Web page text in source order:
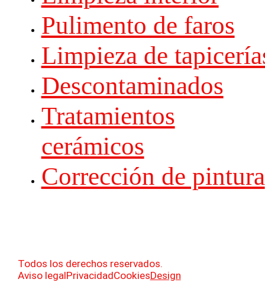
Pulimento de faros
Limpieza de
Descontaminados
Tratamientos
cerámicos
Corrección de pintura
Todos los derechos reservados.
Aviso legalPrivacidadCookiesDesign